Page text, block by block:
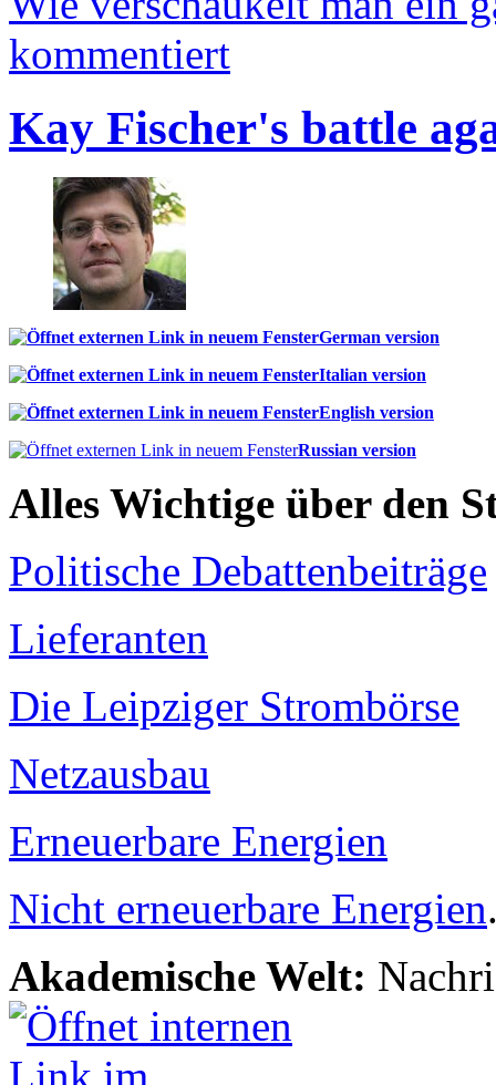
kommentiert
Kay Fischer's battle
German version
Italian version
English version
Russian version
Alles Wichtige über den
Politische Debattenbeiträge
Lieferanten
Die Leipziger Strombörse
Netzausbau
Erneuerbare Energien
Nicht erneuerbare Energien
Akademische Welt: